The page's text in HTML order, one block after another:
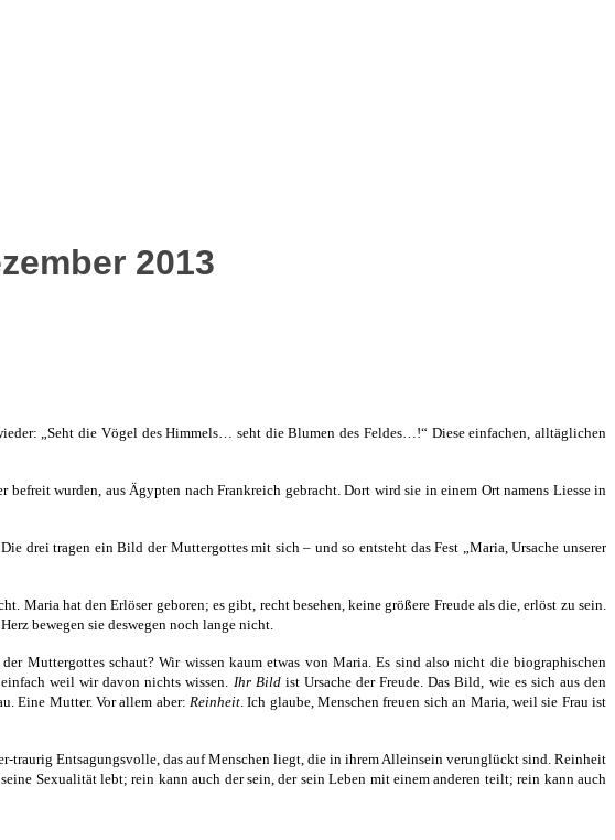
2013
„Seht die Vögel des Himmels… seht die Blumen des Feldes…!“ Diese einfachen, alltäglichen
wurden, aus Ägypten nach Frankreich gebracht. Dort wird sie in einem Ort namens Liesse in
drei tragen ein Bild der Muttergottes mit sich – und so entsteht das Fest „Maria, Ursache unserer
Maria hat den Erlöser geboren; es gibt, recht besehen, keine größere Freude als die, erlöst zu sein.
bewegen sie deswegen noch lange nicht.
Muttergottes schaut? Wir wissen kaum etwas von Maria. Es sind also nicht die biographischen
weil wir davon nichts wissen. Ihr Bildist Ursache der Freude. Das Bild, wie es sich aus den
Eine Mutter. Vor allem aber:Reinheit. Ich glaube, Menschen freuen sich an Maria, weil sie Frau ist
Entsagungsvolle, das auf Menschen liegt, die in ihrem Alleinsein verunglückt sind. Reinheit
Sexualität lebt; rein kann auch der sein, der sein Leben mit einem anderen teilt; rein kann auch